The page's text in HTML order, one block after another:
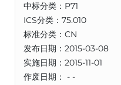
中标分类：P71
ICS分类：75.010
标准分类：CN
发布日期：2015-03-08
实施日期：2015-11-01
作废日期： - -